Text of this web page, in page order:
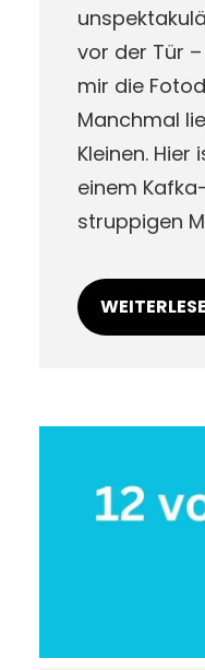
vor der Tür
mir die
Manchmal
Kleinen. Hier
einem
struppigen